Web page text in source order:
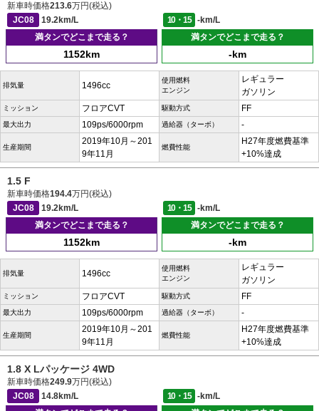
新車時価格213.6万円(税込)
JC08
19.2km/L 10・15
-km/L
満タンでどこまで走る？
1152km
満タンでどこまで走る？
-km
排気量 1496cc
使用燃料
エンジン
レギュラー
ガソリン
ミッション フロアCVT 駆動方式 FF
最大出力 109ps/6000rpm 過給器（ターボ） -
生産期間
2019年10月～201
9年11月
燃費性能
H27年度燃費基準
+10%達成
1.5 F
新車時価格194.4万円(税込)
JC08
19.2km/L 10・15
-km/L
満タンでどこまで走る？
1152km
満タンでどこまで走る？
-km
排気量 1496cc
使用燃料
エンジン
レギュラー
ガソリン
ミッション フロアCVT 駆動方式 FF
最大出力 109ps/6000rpm 過給器（ターボ） -
生産期間
2019年10月～201
9年11月
燃費性能
H27年度燃費基準
+10%達成
1.8 X Lパッケージ 4WD
新車時価格249.9万円(税込)
JC08
14.8km/L 10・15
-km/L